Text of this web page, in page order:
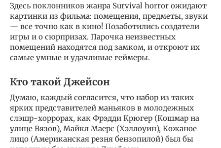
Здесь поклонников жанра Survival horror ожидают
картинки из фильма: помещения, предметы, звуки
— все точно как в кино! Позаботились создатели
игры и о сюрпризах. Парочка неизвестных
помещений находятся под замком, и откроют их
самые умные и удачливые геймеры.
Кто такой Джейсон
Думаю, каждый согласится, что набор из таких
ярких представителей маньяков в молодежных
слэшр-хоррорах, как Фрэдди Крюгер (Кошмар на
улице Вязов), Майкл Маерс (Хэллоуин), Кожаное
лицо (Американская резня бензопилой) был бы